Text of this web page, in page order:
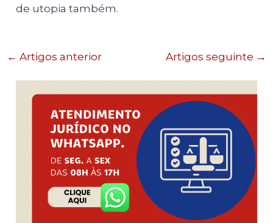
de utopia também.
← Artigos anterior Artigos seguinte →